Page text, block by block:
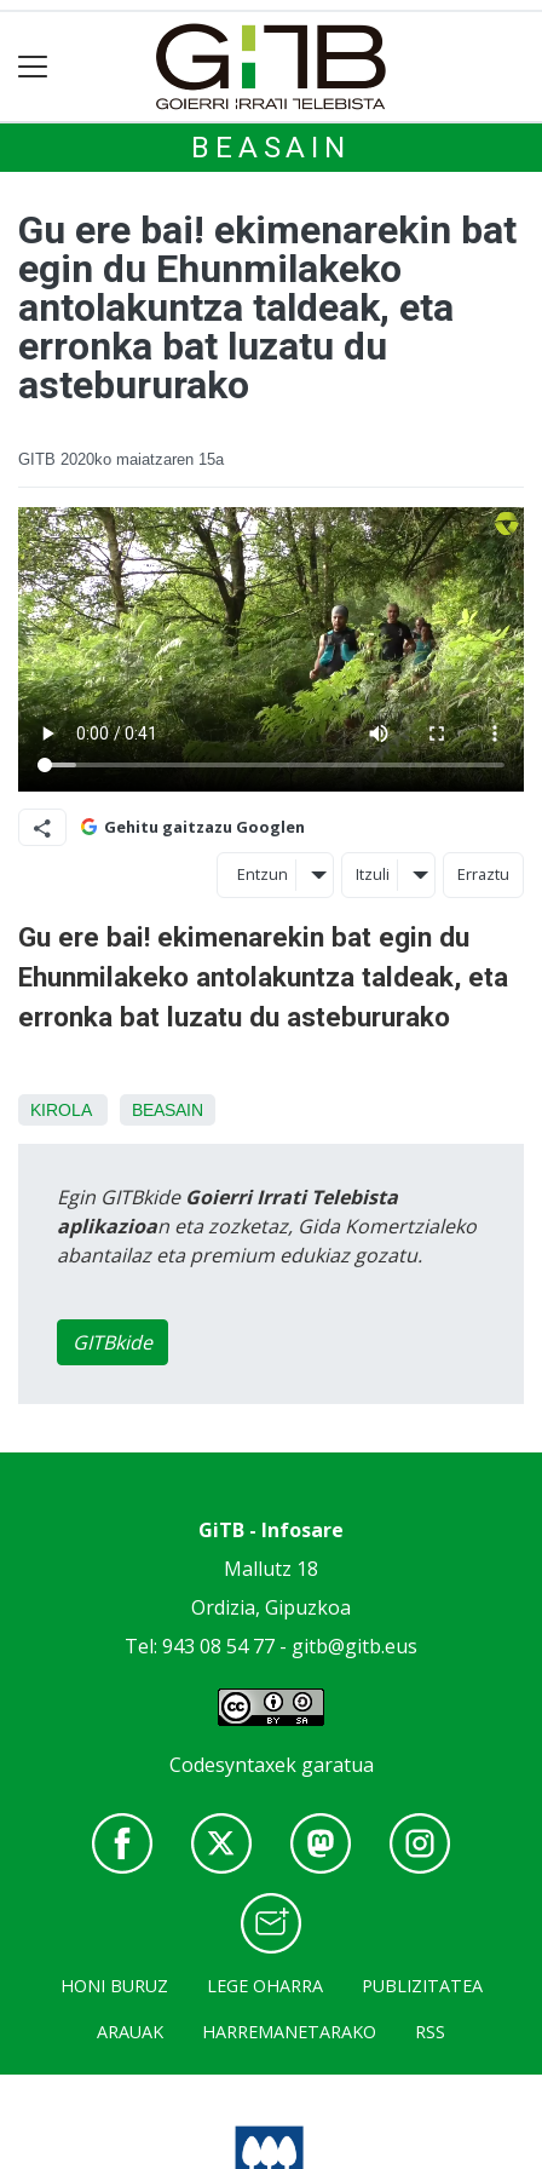
BEASAIN
Gu ere bai! ekimenarekin bat
egin du Ehunmilakeko
antolakuntza taldeak, eta
erronka bat luzatu du
astebururako
GITB 2020ko maiatzaren 15a
Gehitu gaitzazu Googlen
Entzun Itzuli Erraztu
Gu ere bai! ekimenarekin bat egin du
Ehunmilakeko antolakuntza taldeak, eta
erronka bat luzatu du astebururako
KIROLA BEASAIN
Egin GITBkide Goierri Irrati Telebista
aplikazioan eta zozketaz, Gida Komertzialeko
abantailaz eta premium edukiaz gozatu.
GITBkide
GiTB - Infosare
Mallutz 18
Ordizia, Gipuzkoa
Tel: 943 08 54 77 - gitb@gitb.eus
Codesyntaxek garatua
HONI BURUZ LEGE OHARRA
PUBLIZITATEA
ARAUAK
HARREMANETARAKO RSS